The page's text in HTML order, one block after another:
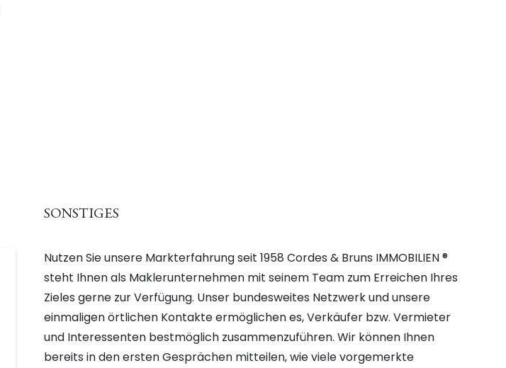
SONSTIGES
Nutzen Sie unsere Markterfahrung seit 1958 Cordes & Bruns IMMOBILIEN ®
steht Ihnen als Maklerunternehmen mit seinem Team zum Erreichen Ihres
Zieles gerne zur Verfügung. Unser bundesweites Netzwerk und unsere
einmaligen örtlichen Kontakte ermöglichen es, Verkäufer bzw. Vermieter
und Interessenten bestmöglich zusammenzuführen. Wir können Ihnen
bereits in den ersten Gesprächen mitteilen, wie viele vorgemerkte